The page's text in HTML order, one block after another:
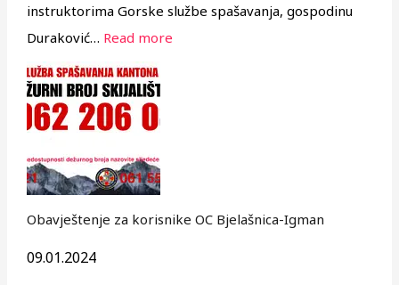
instruktorima Gorske službe spašavanja, gospodinu
Duraković… Read more
Obavještenje za korisnike OC Bjelašnica-Igman
09.01.2024